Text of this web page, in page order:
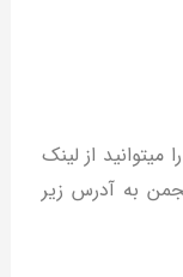
از لینک
به آدرس زیر